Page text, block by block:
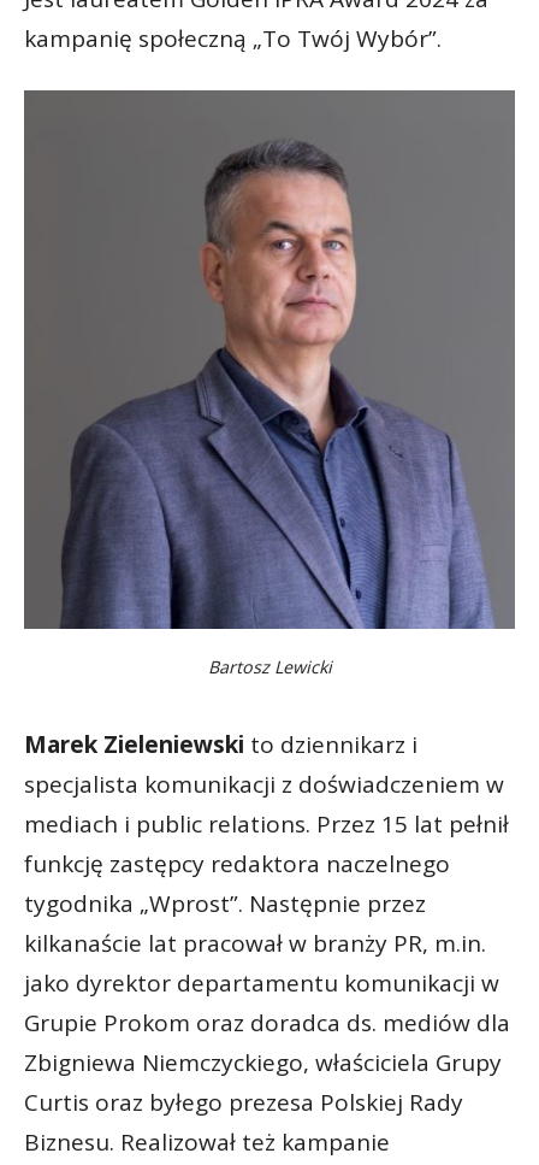
kampanię społeczną „To Twój Wybór”.
Bartosz Lewicki
Marek Zieleniewski to dziennikarz i
specjalista komunikacji z doświadczeniem w
mediach i public relations. Przez 15 lat pełnił
funkcję zastępcy redaktora naczelnego
tygodnika „Wprost”. Następnie przez
kilkanaście lat pracował w branży PR, m.in.
jako dyrektor departamentu komunikacji w
Grupie Prokom oraz doradca ds. mediów dla
Zbigniewa Niemczyckiego, właściciela Grupy
Curtis oraz byłego prezesa Polskiej Rady
Biznesu. Realizował też kampanie